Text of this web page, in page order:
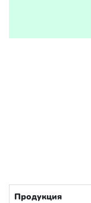
Продукция